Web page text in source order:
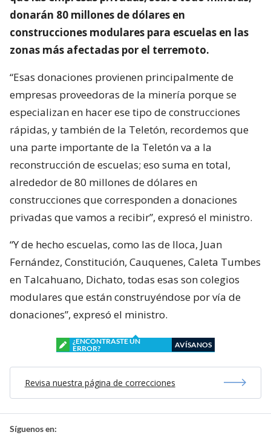
donarán 80 millones de dólares en
construcciones modulares para escuelas en las
zonas más afectadas por el terremoto.
“Esas donaciones provienen principalmente de
empresas proveedoras de la minería porque se
especializan en hacer ese tipo de construcciones
rápidas, y también de la Teletón, recordemos que
una parte importante de la Teletón va a la
reconstrucción de escuelas; eso suma en total,
alrededor de 80 millones de dólares en
construcciones que corresponden a donaciones
privadas que vamos a recibir”, expresó el ministro.
“Y de hecho escuelas, como las de Iloca, Juan
Fernández, Constitución, Cauquenes, Caleta Tumbes
en Talcahuano, Dichato, todas esas son colegios
modulares que están construyéndose por vía de
donaciones”, expresó el ministro.
¿ENCONTRASTE UN
ERROR?
AVÍSANOS
Revisa nuestra página de correcciones
Síguenos en: